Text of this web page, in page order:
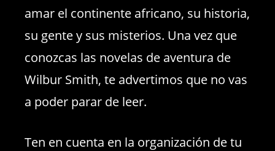
amar el continente africano, su historia,
su gente y sus misterios. Una vez que
conozcas las novelas de aventura de
Wilbur Smith, te advertimos que no vas
a poder parar de leer.
Ten en cuenta en la organización de tu